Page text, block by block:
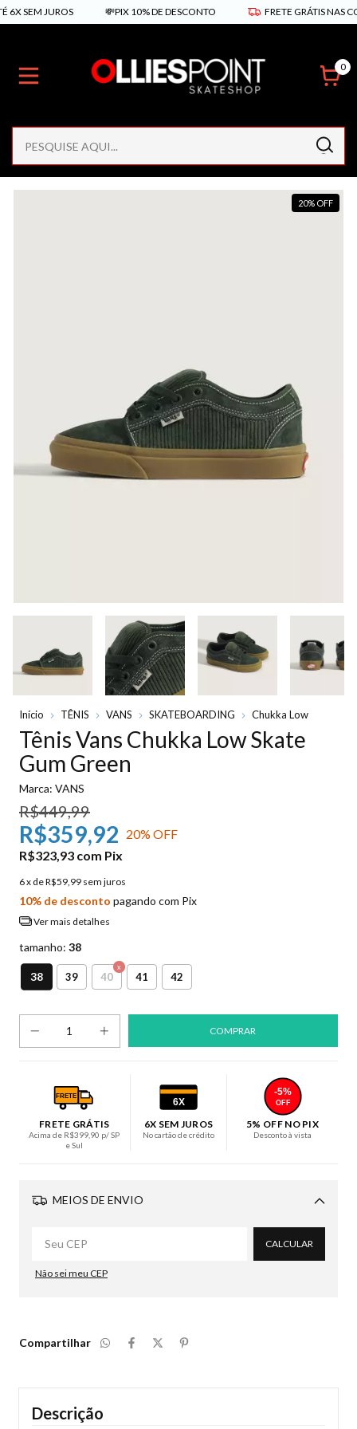
JUROS 💸PIX 10% DE DESCONTO FRETE GRÁTIS NAS
0
20% OFF
Início TÊNIS VANS SKATEBOARDING Chukka Low
Tênis Vans Chukka Low Skate
Gum Green
Marca: VANS
R$449,99
R$359,92 20% OFF
R$323,93 com Pix
6x deR$59,99 sem juros
10% de desconto pagando com Pix
Ver mais detalhes
tamanho: 38
38 39 40 41 42
FRETE
FRETE GRÁTIS
Acima de R$399,90 p/ SP
e Sul
6X
6X SEM JUROS
No cartão de crédito
-5%
OFF
5% OFF NO PIX
Desconto à vista
MEIOS DE ENVIO
Alterar CEP
CALCULAR
Não sei meu CEP
Compartilhar
Descrição